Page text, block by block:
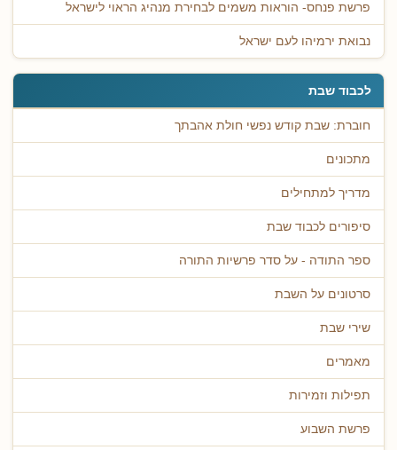
פרשת פנחס- הוראות משמים לבחירת מנהיג הראוי לישראל
נבואת ירמיהו לעם ישראל
לכבוד שבת
חוברת: שבת קודש נפשי חולת אהבתך
מתכונים
מדריך למתחילים
סיפורים לכבוד שבת
ספר התודה - על סדר פרשיות התורה
סרטונים על השבת
שירי שבת
מאמרים
תפילות וזמירות
פרשת השבוע